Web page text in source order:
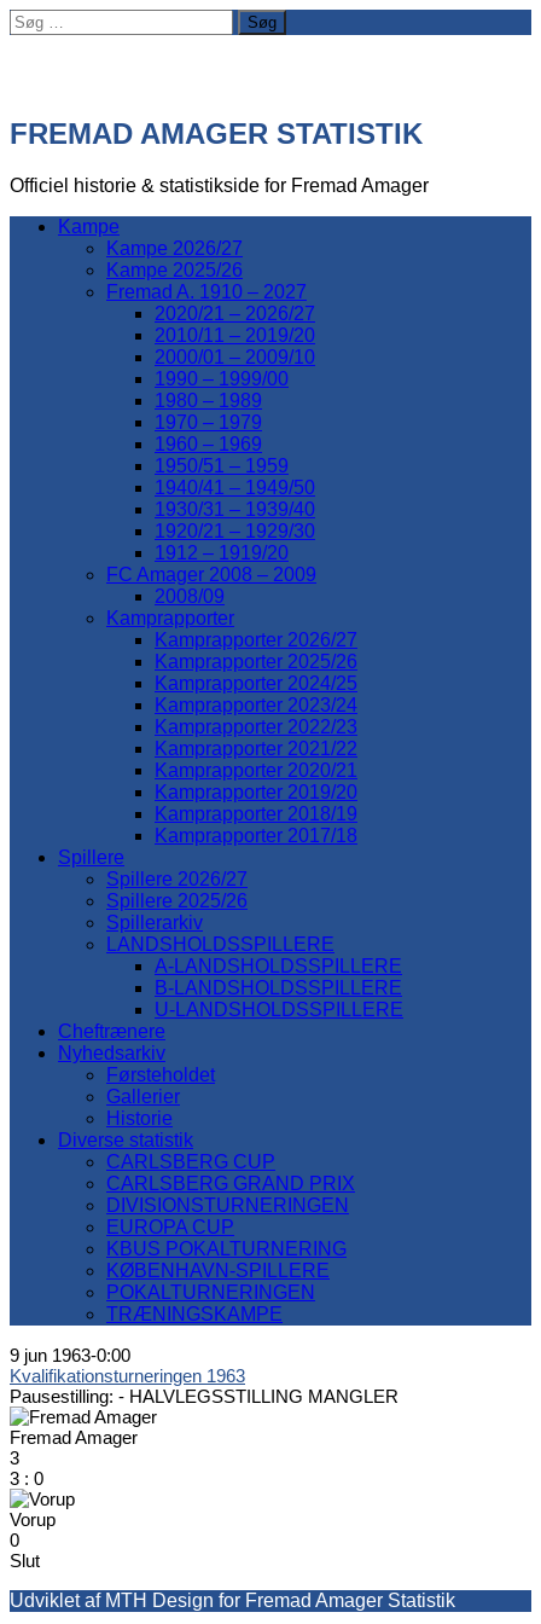
Søg
efter:
FREMAD AMAGER STATISTIK
Officiel historie & statistikside for Fremad Amager
Kampe
Kampe 2026/27
Kampe 2025/26
Fremad A. 1910 – 2027
2020/21 – 2026/27
2010/11 – 2019/20
2000/01 – 2009/10
1990 – 1999/00
1980 – 1989
1970 – 1979
1960 – 1969
1950/51 – 1959
1940/41 – 1949/50
1930/31 – 1939/40
1920/21 – 1929/30
1912 – 1919/20
FC Amager 2008 – 2009
2008/09
Kamprapporter
Kamprapporter 2026/27
Kamprapporter 2025/26
Kamprapporter 2024/25
Kamprapporter 2023/24
Kamprapporter 2022/23
Kamprapporter 2021/22
Kamprapporter 2020/21
Kamprapporter 2019/20
Kamprapporter 2018/19
Kamprapporter 2017/18
Spillere
Spillere 2026/27
Spillere 2025/26
Spillerarkiv
LANDSHOLDSSPILLERE
A-LANDSHOLDSSPILLERE
B-LANDSHOLDSSPILLERE
U-LANDSHOLDSSPILLERE
Cheftrænere
Nyhedsarkiv
Førsteholdet
Gallerier
Historie
Diverse statistik
CARLSBERG CUP
CARLSBERG GRAND PRIX
DIVISIONSTURNERINGEN
EUROPA CUP
KBUS POKALTURNERING
KØBENHAVN-SPILLERE
POKALTURNERINGEN
TRÆNINGSKAMPE
9 jun 1963-0:00
Kvalifikationsturneringen 1963
Pausestilling: - HALVLEGSSTILLING MANGLER
Fremad Amager
3
3 : 0
Vorup
0
Slut
Udviklet af MTH Design for Fremad Amager Statistik